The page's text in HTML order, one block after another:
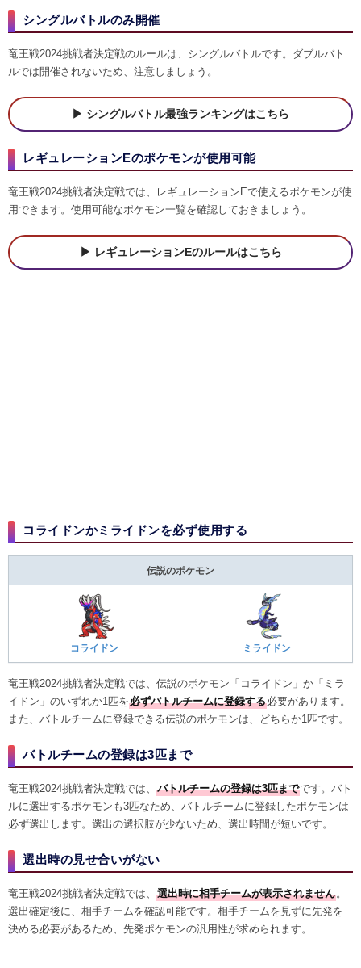
シングルバトルのみ開催
竜王戦2024挑戦者決定戦のルールは、シングルバトルです。ダブルバト
ルでは開催されないため、注意しましょう。
シングルバトル最強ランキングはこちら
レギュレーションEのポケモンが使用可能
竜王戦2024挑戦者決定戦では、レギュレーションEで使えるポケモンが使
用できます。使用可能なポケモン一覧を確認しておきましょう。
レギュレーションEのルールはこちら
コライドンかミライドンを必ず使用する
伝説のポケモン
コライドン ミライドン
竜王戦2024挑戦者決定戦では、伝説のポケモン「コライドン」か「ミラ
イドン」のいずれか1匹を必ずバトルチームに登録する必要があります。
また、バトルチームに登録できる伝説のポケモンは、どちらか1匹です。
バトルチームの登録は3匹まで
竜王戦2024挑戦者決定戦では、 バトルチームの登録は3匹までです。バト
ルに選出するポケモンも3匹なため、バトルチームに登録したポケモンは
必ず選出します。選出の選択肢が少ないため、選出時間が短いです。
選出時の見せ合いがない
竜王戦2024挑戦者決定戦では、 選出時に相手チームが表示されません 。
選出確定後に、相手チームを確認可能です。相手チームを見ずに先発を
決める必要があるため、先発ポケモンの汎用性が求められます。